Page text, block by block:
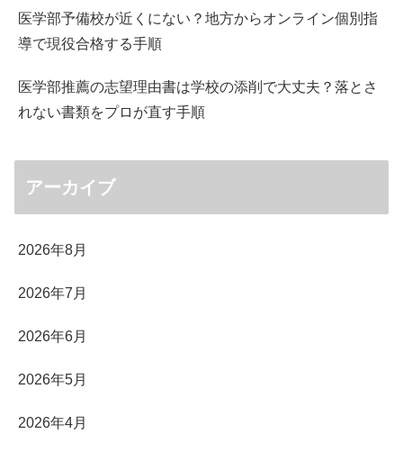
医学部予備校が近くにない？地方からオンライン個別指
導で現役合格する手順
医学部推薦の志望理由書は学校の添削で大丈夫？落とさ
れない書類をプロが直す手順
アーカイブ
2026年8月
2026年7月
2026年6月
2026年5月
2026年4月